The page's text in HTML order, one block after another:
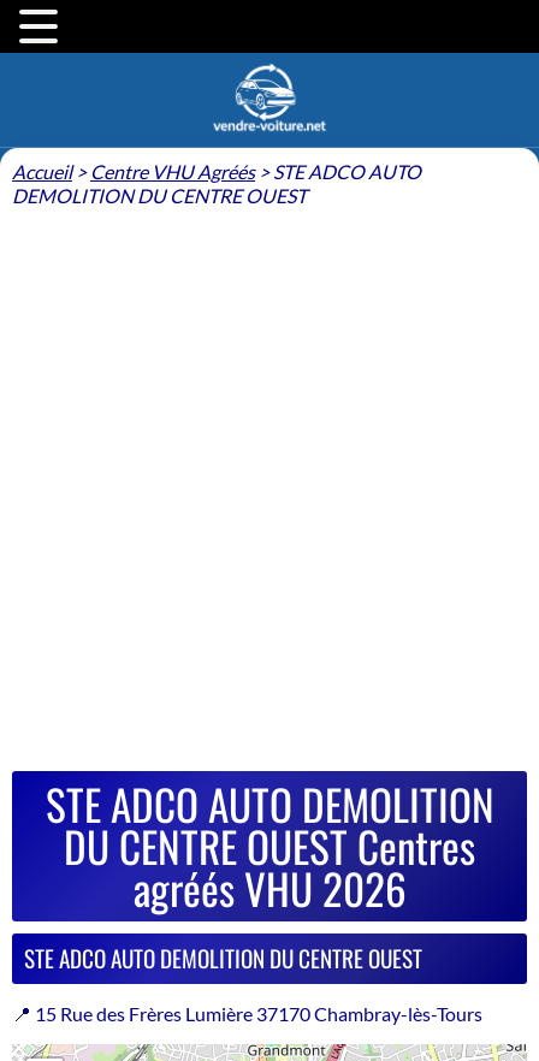
Accueil> Centre VHU Agréés>STE ADCO AUTO
DEMOLITION DU CENTRE OUEST
STE ADCO AUTO DEMOLITION
DU CENTRE OUEST Centres
agréés VHU 2026
STE ADCO AUTO DEMOLITION DU CENTRE OUEST
📍 15 Rue des Frères Lumière 37170 Chambray-lès-Tours